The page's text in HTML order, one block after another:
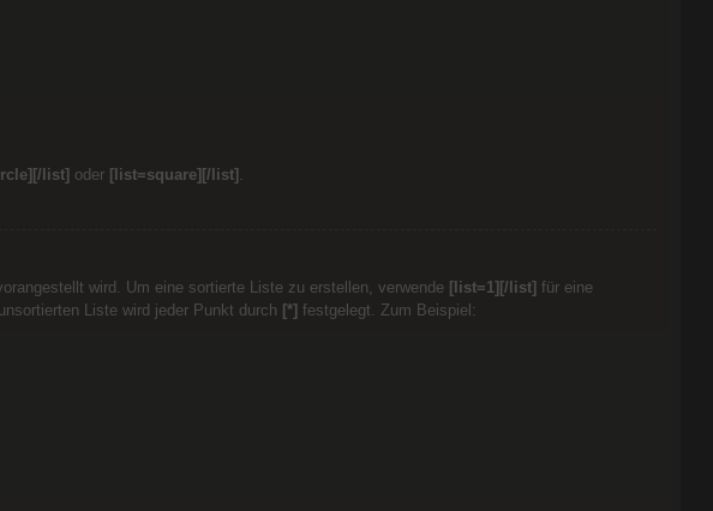
list] oder [list=square][/list] .
wird. Um eine sortierte Liste zu erstellen, verwende [list=1][/list]für eine
Liste wird jeder Punkt durch [*]festgelegt. Zum Beispiel: